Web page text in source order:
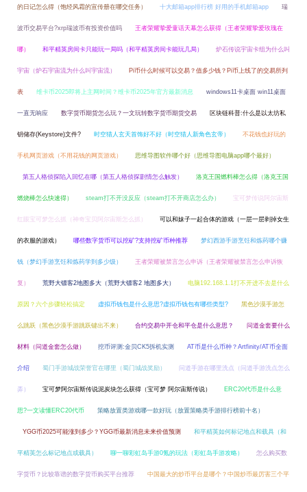
的日记怎么得（饱经风霜的宣传册在哪交任务） 十大邮箱app排行榜 好用的手机邮箱app 瑞
波币交易平台?xrp瑞波币有投资价值吗 王者荣耀挚爱童话天幕怎么获得（王者荣耀挚爱玫瑰在
哪） 和平精英房间卡只能玩一局吗（和平精英房间卡能玩几局） 炉石传说宇宙卡组为什么叫
宇宙（炉石宇宙流为什么叫宇宙流） Pi币什么时候可以交易？值多少钱？Pi币上线了的交易所列
表 维卡币2025即将上主网时间？维卡币2025年官方最新消息 windows11卡桌面 win11桌面
一直无响应 数字货币期货怎么玩？一文玩转数字货币期货交易 区块链科普:什么是以太坊私
钥储存(Keystore)文件? 时空猎人玄天首饰好不好（时空猎人新角色玄帝） 不花钱也好玩的
手机网页游戏（不用花钱的网页游戏） 思维导图软件哪个好（思维导图电脑app哪个最好）
第五人格侦探陷入回忆在哪（第五人格侦探剧情怎么触发） 洛克王国燃料棒怎么得（洛克王国
燃烧棒怎么快速得） steam打不开没反应（steam打不开商店怎么办） 宝可梦传说阿尔宙斯
红眼宝可梦怎么抓（神奇宝贝阿尔宙斯怎么抓） 可以和妹子一起合体的游戏（一层一层剥掉女生
的衣服的游戏） 哪些数字货币可以挖矿?支持挖矿币种推荐 梦幻西游手游烹饪和炼药哪个赚
钱（梦幻手游烹饪和炼药学到多少级） 王者荣耀被禁言怎么申诉（王者荣耀被禁言怎么申诉恢
复） 荒野大镖客2地图多大（荒野大镖客2 地图多大） 电脑192.168.1.1打不开进不去是什么
原因？六个步骤轻松搞定 虚拟币钱包是什么意思?虚拟币钱包有哪些类型? 黑色沙漠手游怎
么跳跃（黑色沙漠手游跳跃键出不来） 合约交易中开仓和平仓是什么意思？ 问道金套要什么
材料（问道金套怎么做） 挖币评测:金贝CK5拆机实测 AT币是什么币种？Artfinity/AT币全面
介绍 蜀门手游城战荣誉官在哪里（蜀门城战奖励） 问道手游在哪里洗点（问道手游洗点怎么
弄） 宝可梦阿尔宙斯传说泥炭块怎么获得（宝可梦 阿尔宙斯传说） ERC20代币是什么意
思?一文读懂ERC20代币 策略放置类游戏哪一款好玩（放置策略类手游排行榜前十名）
YGG币2025可能涨到多少？YGG币最新消息未来价值预测 和平精英如何标记地点和载具（和
平精英怎么标记地点或载具） 聊一聊彩虹岛手游0氪的玩法（彩虹岛手游攻略） 怎么购买数
字货币？比较靠谱的数字货币购买平台推荐 中国最大的炒币平台是哪个？中国炒币最厉害三个平